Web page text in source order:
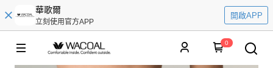
華歌爾
立刻使用官方APP
開啟APP
0